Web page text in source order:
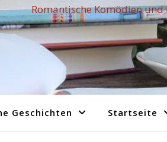
Romantische Komödien
Geschichten Startseite